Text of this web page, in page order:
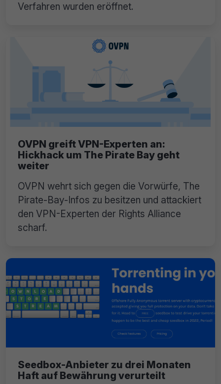
Verfahren wurden eröffnet.
OVPN greift VPN-Experten an:
Hickhack um The Pirate Bay geht
weiter
OVPN wehrt sich gegen die Vorwürfe, The
Pirate-Bay-Infos zu besitzen und attackiert
den VPN-Experten der Rights Alliance
scharf.
Seedbox-Anbieter zu drei Monaten
Haft auf Bewährung verurteilt